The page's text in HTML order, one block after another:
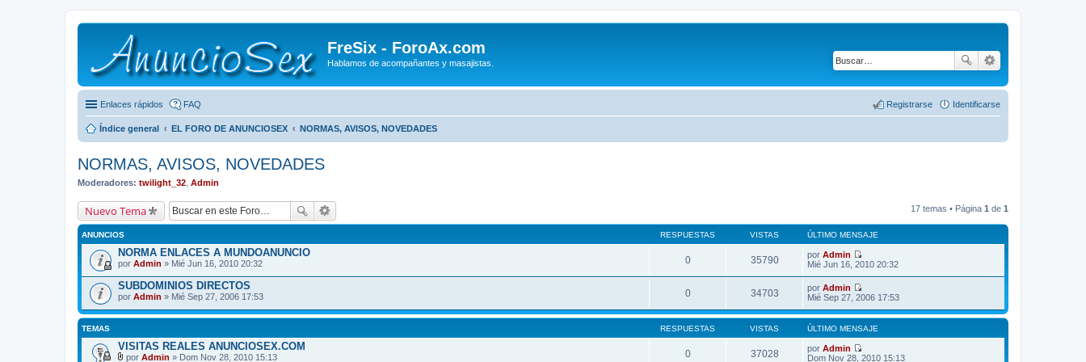
FreSix - ForoAx.com
Hablamos de acompañantes y masajistas.
Enlaces rápidos FAQ Identificarse
Registrarse
Índice general EL FORO DE ANUNCIOSEX NORMAS, AVISOS, NOVEDADES
NORMAS, AVISOS, NOVEDADES
Moderadores: twilight_32 Admin
Nuevo Tema 17 temas • Página 1 de 1
ANUNCIOS RESPUESTAS VISTAS ÚLTIMO MENSAJE
NORMA ENLACES A MUNDOANUNCIO
por Admin » Mié Jun 16, 2010 20:32 0 35790 por Admin
V
l
t
i
m
o
e
Mié Jun 16, 2010 20:32
SUBDOMINIOS DIRECTOS
por Admin » Mié Sep 27, 2006 17:53 0 34703 por Admin
V
r
ú
l
i
Mié Sep 27, 2006 17:53
TEMAS RESPUESTAS VISTAS ÚLTIMO MENSAJE
VISITAS REALES ANUNCIOSEX.COM
por Admin » Dom Nov 28, 2010 15:13 0 37028 por Admin
V
Dom Nov 28, 2010 15:13